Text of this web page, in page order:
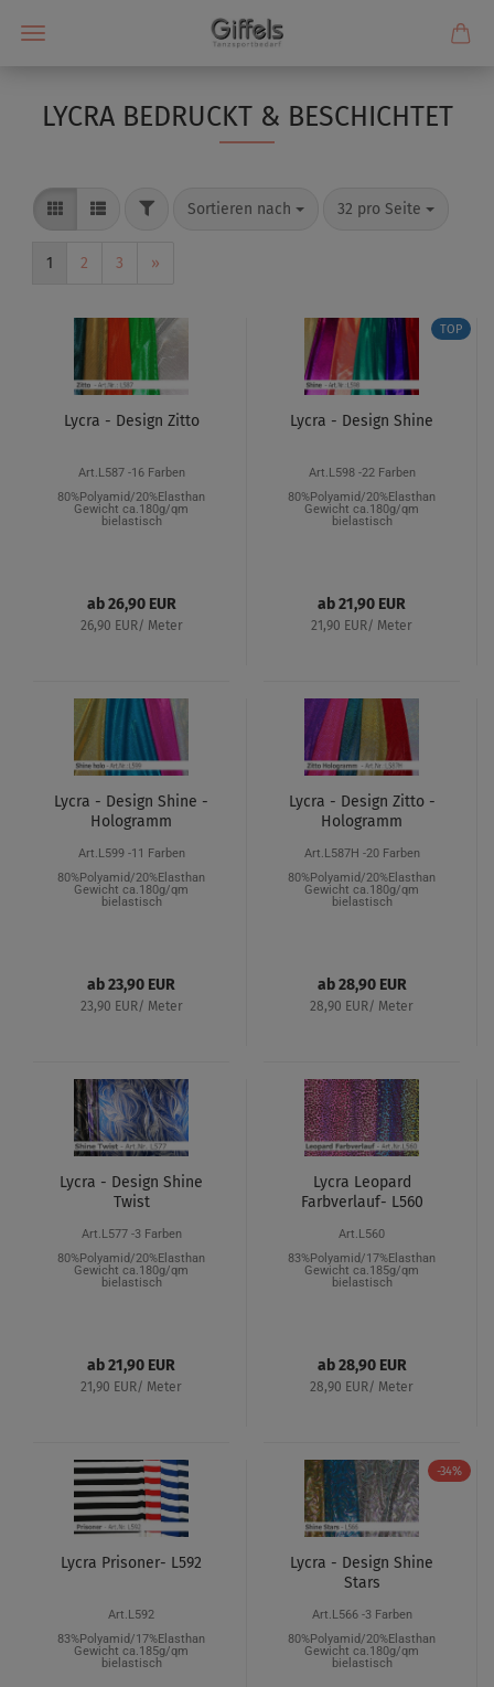
LYCRA BEDRUCKT & BESCHICHTET
Sortieren nach 32 pro Seite
1 2 3 »
Lycra - Design Zitto
Art.L587 -16 Farben
80%Polyamid/20%Elasthan
Gewicht ca.180g/qm
bielastisch
ab 26,90 EUR
26,90 EUR/ Meter
TOP
Lycra - Design Shine
Art.L598 -22 Farben
80%Polyamid/20%Elasthan
Gewicht ca.180g/qm
bielastisch
ab 21,90 EUR
21,90 EUR/ Meter
Lycra - Design Shine -
Hologramm
Art.L599 -11 Farben
80%Polyamid/20%Elasthan
Gewicht ca.180g/qm
bielastisch
ab 23,90 EUR
23,90 EUR/ Meter
Lycra - Design Zitto -
Hologramm
Art.L587H -20 Farben
80%Polyamid/20%Elasthan
Gewicht ca.180g/qm
bielastisch
ab 28,90 EUR
28,90 EUR/ Meter
Lycra - Design Shine
Twist
Art.L577 -3 Farben
80%Polyamid/20%Elasthan
Gewicht ca.180g/qm
bielastisch
ab 21,90 EUR
21,90 EUR/ Meter
Lycra Leopard
Farbverlauf- L560
Art.L560
83%Polyamid/17%Elasthan
Gewicht ca.185g/qm
bielastisch
ab 28,90 EUR
28,90 EUR/ Meter
Lycra Prisoner- L592
Art.L592
83%Polyamid/17%Elasthan
Gewicht ca.185g/qm
bielastisch
-34%
Lycra - Design Shine
Stars
Art.L566 -3 Farben
80%Polyamid/20%Elasthan
Gewicht ca.180g/qm
bielastisch